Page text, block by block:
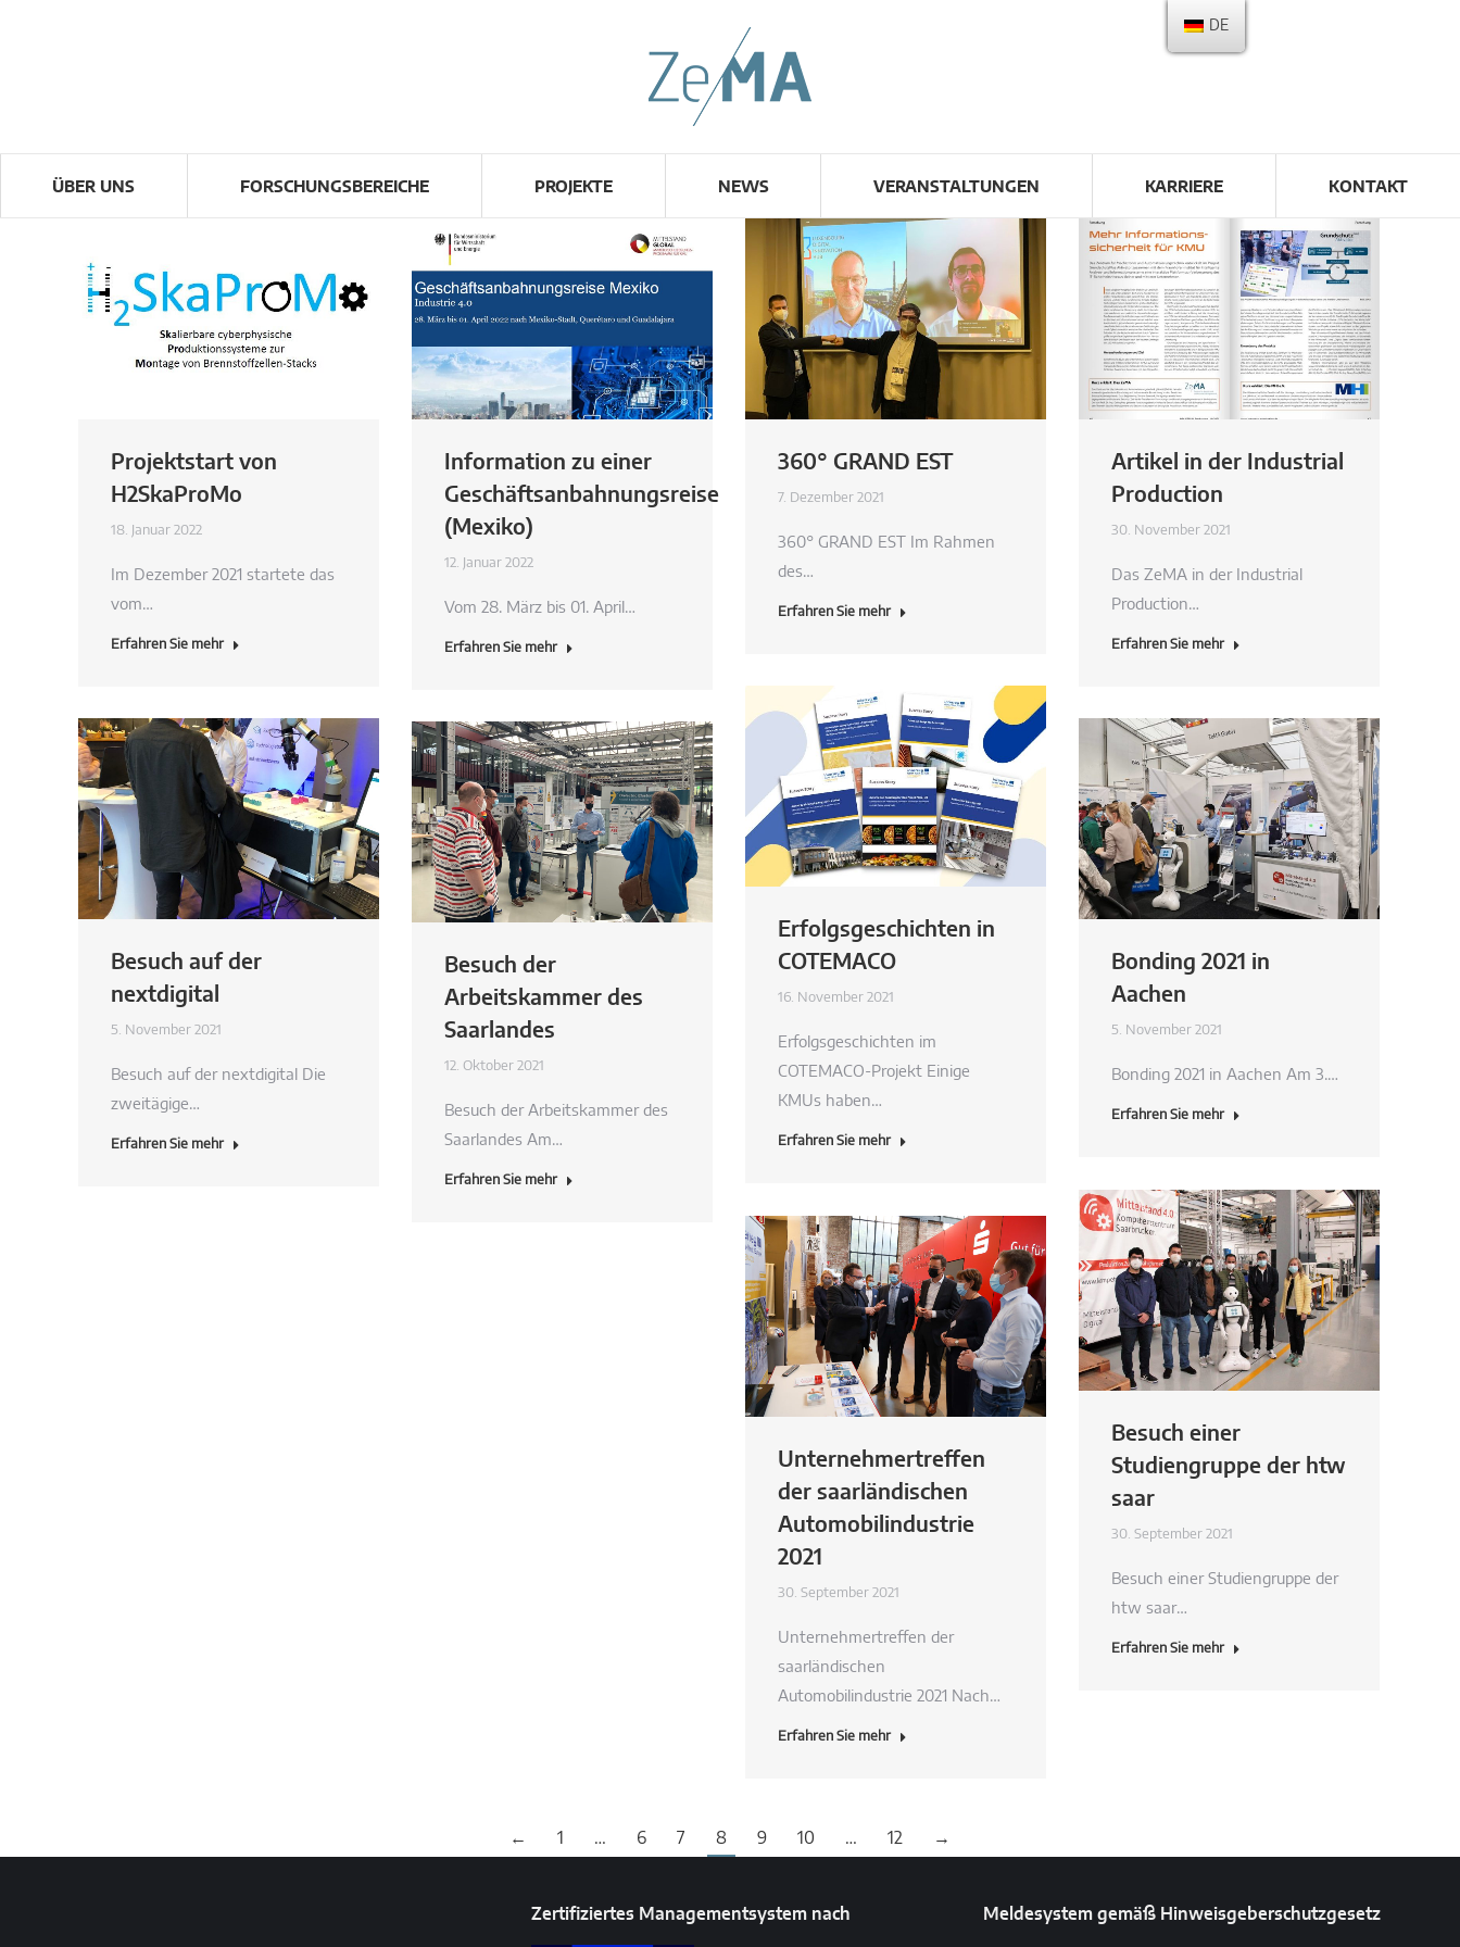
ÜBER UNS FORSCHUNGSBEREICHE PROJEKTE NEWS VERANSTALTUNGEN KARRIERE KONTAKT
Projektstart von
H2SkaProMo
18. Januar 2022
Im Dezember 2021 startete das
vom…
Erfahren Sie mehr
Information zu einer
Geschäftsanbahnungsreise
(Mexiko)
12. Januar 2022
Vom 28. März bis 01. April…
Erfahren Sie mehr
360° GRAND EST
7. Dezember 2021
360° GRAND EST Im Rahmen
des…
Erfahren Sie mehr
Artikel in der Industrial
Production
30. November 2021
Das ZeMA in der Industrial
Production…
Erfahren Sie mehr
Erfolgsgeschichten in
COTEMACO
16. November 2021
Erfolgsgeschichten im
COTEMACO-Projekt Einige
KMUs haben…
Erfahren Sie mehr
Besuch auf der
nextdigital
5. November 2021
Besuch auf der nextdigital Die
zweitägige…
Erfahren Sie mehr
Bonding 2021 in
Aachen
5. November 2021
Bonding 2021 in Aachen Am 3.…
Erfahren Sie mehr
Besuch der
Arbeitskammer des
Saarlandes
12. Oktober 2021
Besuch der Arbeitskammer des
Saarlandes Am…
Erfahren Sie mehr
Besuch einer
Studiengruppe der htw
saar
30. September 2021
Besuch einer Studiengruppe der
htw saar…
Erfahren Sie mehr
Unternehmertreffen
der saarländischen
Automobilindustrie
2021
30. September 2021
Unternehmertreffen der
saarländischen
Automobilindustrie 2021 Nach…
Erfahren Sie mehr
← 1 … 6 7 8 9 10 … 12 →
Zertifiziertes Managementsystem nach Meldesystem gemäß Hinweisgeberschutzgesetz
DE